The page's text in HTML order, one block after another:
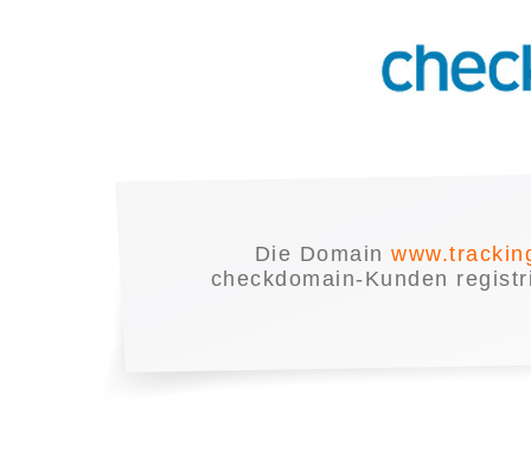
Die Domain
checkdomain-Kunden